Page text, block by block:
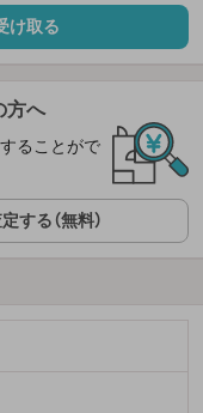
け取る
方へ
ることがで
する（無料）